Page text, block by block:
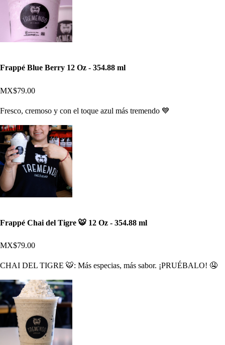
Frappé Blue Berry 12 Oz - 354.88 ml
MX$79.00
Fresco, cremoso y con el toque azul más tremendo 💙
Frappé Chai del Tigre 🐯 12 Oz - 354.88 ml
MX$79.00
CHAI DEL TIGRE 🐯: Más especias, más sabor. ¡PRUÉBALO! 🤤